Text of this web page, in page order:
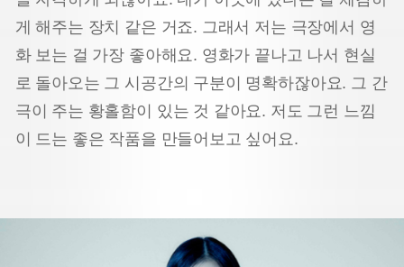
게 해주는 장치 같은 거죠. 그래서 저는 극장에서 영
화 보는 걸 가장 좋아해요. 영화가 끝나고 나서 현실
로 돌아오는 그 시공간의 구분이 명확하잖아요. 그 간
극이 주는 황홀함이 있는 것 같아요. 저도 그런 느낌
이 드는 좋은 작품을 만들어보고 싶어요.